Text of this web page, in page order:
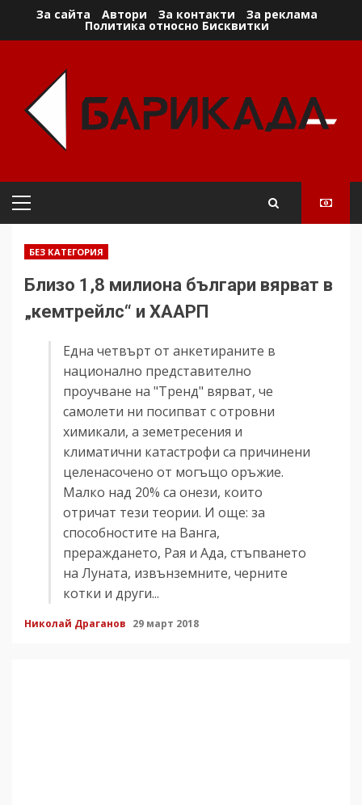
За сайта Автори За контакти За реклама
Политика относно Бисквитки
Primary
БЕЗ КАТЕГОРИЯ
Близо 1,8 милиона българи вярват в
„кемтрейлс“ и ХААРП
Една четвърт от анкетираните в
национално представително
проучване на "Тренд" вярват, че
самолети ни посипват с отровни
химикали, а земетресения и
климатични катастрофи са причинени
целенасочено от могъщо оръжие.
Малко над 20% са онези, които
отричат тези теории. И още: за
способностите на Ванга,
прераждането, Рая и Ада, стъпването
на Луната, извънземните, черните
котки и други...
Николай Драганов 29 март 2018